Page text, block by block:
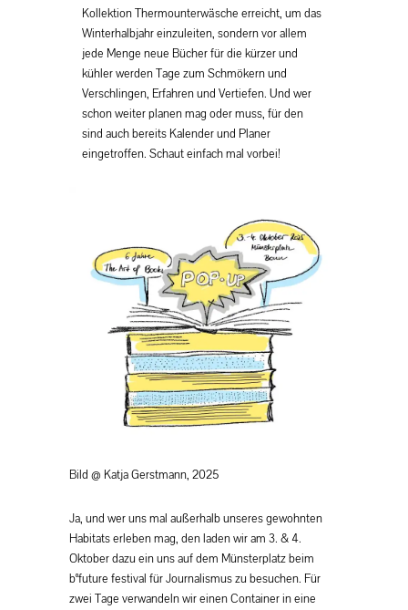
Kollektion Thermounterwäsche erreicht, um das
Winterhalbjahr einzuleiten, sondern vor allem
jede Menge neue Bücher für die kürzer und
kühler werden Tage zum Schmökern und
Verschlingen, Erfahren und Vertiefen. Und wer
schon weiter planen mag oder muss, für den
sind auch bereits Kalender und Planer
eingetroffen. Schaut einfach mal vorbei!
Bild @ Katja Gerstmann, 2025
Ja, und wer uns mal außerhalb unseres gewohnten
Habitats erleben mag, den laden wir am 3. & 4.
Oktober dazu ein uns auf dem Münsterplatz beim
b°future festival für Journalismus zu besuchen. Für
zwei Tage verwandeln wir einen Container in eine